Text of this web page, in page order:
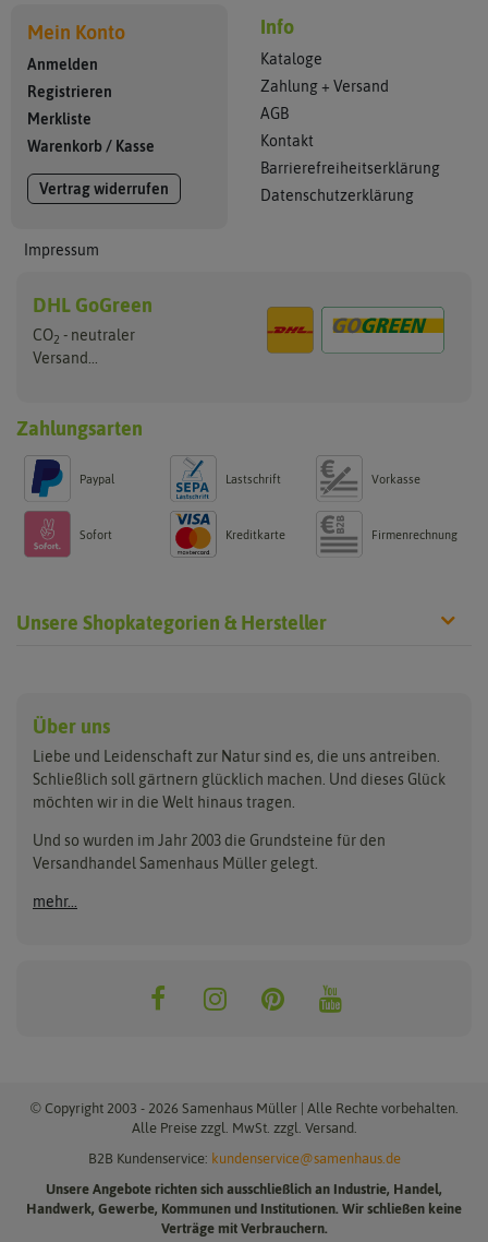
Mein Konto
Anmelden
Registrieren
Merkliste
Warenkorb / Kasse
Vertrag widerrufen
Impressum
Info
Kataloge
Zahlung + Versand
AGB
Kontakt
Barrierefreiheitserklärung
Datenschutzerklärung
DHL GoGreen
CO2 - neutraler
Versand...
Zahlungsarten
Paypal Lastschrift Vorkasse
Sofort Kreditkarte Firmenrechnung
Unsere Shopkategorien & Hersteller
Anzuchtschalen
Beleuchtung
Folien, Vliese und Netze
Gartengeräte
Nützlinge & Nisthilfen
Keimsprossen
Saatgut für Werbezwecke
Samen-Sets
Gemüsesamen
Exotische Samen
Rasensamen
Pflanzgut
Pflanzschalotten
Steckzwiebeln
Benary
Buzzy Seeds
Clever Pots
Dürr-Samen
FLORTUS
Greenline
Grüne Oase
ReNatura Vogelwelt
Über uns
Liebe und Leidenschaft zur Natur sind es, die uns antreiben.
Schließlich soll gärtnern glücklich machen. Und dieses Glück
möchten wir in die Welt hinaus tragen.
Und so wurden im Jahr 2003 die Grundsteine für den
Versandhandel Samenhaus Müller gelegt.
mehr...
© Copyright 2003 - 2026 Samenhaus Müller | Alle Rechte vorbehalten.
Alle Preise zzgl. MwSt. zzgl. Versand.
B2B Kundenservice: kundenservice@samenhaus.de
Unsere Angebote richten sich ausschließlich an Industrie, Handel,
Handwerk, Gewerbe, Kommunen und Institutionen. Wir schließen keine
Verträge mit Verbrauchern.